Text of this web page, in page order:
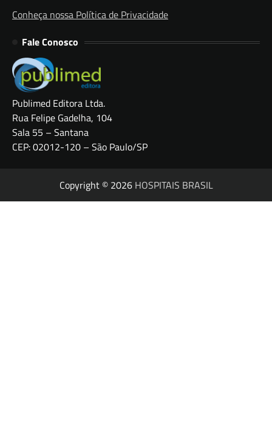
Conheça nossa Política de Privacidade
Fale Conosco
Publimed Editora Ltda.
Rua Felipe Gadelha, 104
Sala 55 – Santana
CEP: 02012-120 – São Paulo/SP
Copyright © 2026 HOSPITAIS BRASIL